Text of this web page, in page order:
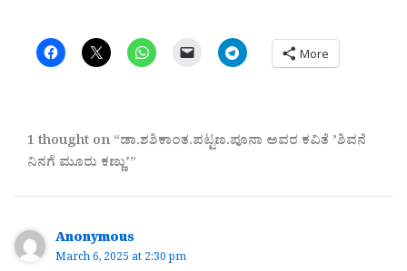
More
1 thought on “ಡಾ.ಶಶಿಕಾಂತ.ಪಟ್ಟಣ.ಪೂನಾ ಅವರ ಕವಿತೆ ʼಶಿವನೆ
ನಿನಗೆ ಮೂರು ಕಣ್ಣುʼ”
Anonymous
March 6, 2025 at 2:30 pm